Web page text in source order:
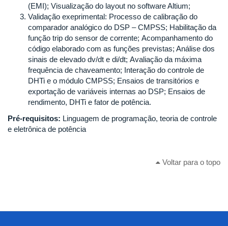
(EMI); Visualização do layout no software Altium;
Validação exeprimental: Processo de calibração do
comparador analógico do DSP – CMPSS; Habilitação da
função trip do sensor de corrente; Acompanhamento do
código elaborado com as funções previstas; Análise dos
sinais de elevado dv/dt e di/dt; Avaliação da máxima
frequência de chaveamento; Interação do controle de
DHTi e o módulo CMPSS; Ensaios de transitórios e
exportação de variáveis internas ao DSP; Ensaios de
rendimento, DHTi e fator de potência.
Pré-requisitos: Linguagem de programação, teoria de controle
e eletrônica de potência
Voltar para o topo